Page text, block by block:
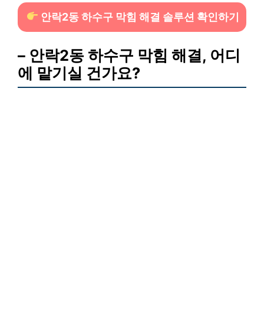
안락2동 하수구 막힘 해결 솔루션 확인하기
– 안락2동 하수구 막힘 해결, 어디
에 맡기실 건가요?